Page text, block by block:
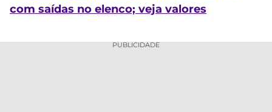
com saídas no elenco; veja valores
PUBLICIDADE